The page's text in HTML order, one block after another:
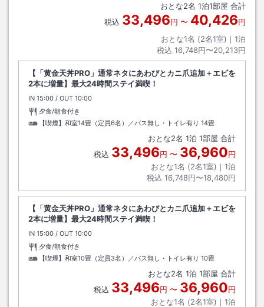
おとな2名 1泊1部屋 合計
税込 33,496円 〜 40,426円
おとな1名 (2名1室)｜ 1泊
税込 16,748円〜20,213円
【「黄金天丼PRO」通常ネタにあわびとカニ爪追加＋エビを
2本に増量】最大24時間ステイ満喫！
IN チェックイン
15:00 / OUT チェックアウト
10:00
夕食/朝食付き
【喫煙】和室14畳（定員6名）／バス無し・トイレ有り 14畳
おとな2名 1泊 1部屋 合計
税込 33,496円 〜 36,960円
おとな1名 (2名1室)｜ 1泊
税込 16,748円〜18,480円
【「黄金天丼PRO」通常ネタにあわびとカニ爪追加＋エビを
2本に増量】最大24時間ステイ満喫！
IN チェックイン
15:00 / OUT チェックアウト
10:00
夕食/朝食付き
【喫煙】和室10畳（定員3名）／バス無し・トイレ有り 10畳
おとな2名 1泊 1部屋 合計
税込 33,496円 〜 36,960円
おとな1名 (2名1室)｜ 1泊